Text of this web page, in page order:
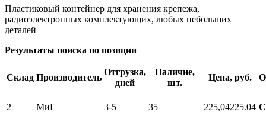
Пластиковый контейнер для хранения крепежа,
радиоэлектронных комплектующих, любых небольших
деталей
Результаты поиска по позиции
Склад Производитель
Отгрузка,
дней
Наличие,
шт.
Цена, руб.
2 МиГ 3-5 35 225,04225.04